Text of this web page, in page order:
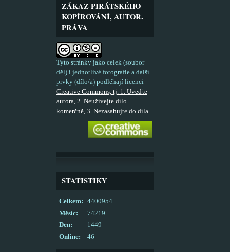
ZÁKAZ PIRÁTSKÉHO
KOPÍROVÁNÍ, AUTOR.
PRÁVA
Tyto stránky jako celek (soubor
děl) i jednotlivé fotografie a další
prvky (dílo/a) podléhají licenci
Creative Commons, tj. 1. Uveďte
autora, 2. Neužívejte dílo
komerčně, 3. Nezasahujte do díla.
STATISTIKY
Online: 46
Celkem:
4400954
Měsíc:
74219
Den:
1449